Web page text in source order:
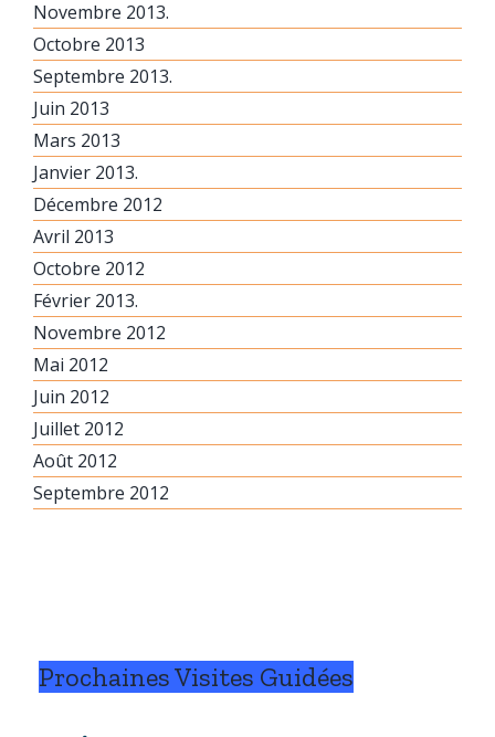
Novembre 2013.
Octobre 2013
Septembre 2013.
Juin 2013
Mars 2013
Janvier 2013.
Décembre 2012
Avril 2013
Octobre 2012
Février 2013.
Novembre 2012
Mai 2012
Juin 2012
Juillet 2012
Août 2012
Septembre 2012
Prochaines Visites Guidées